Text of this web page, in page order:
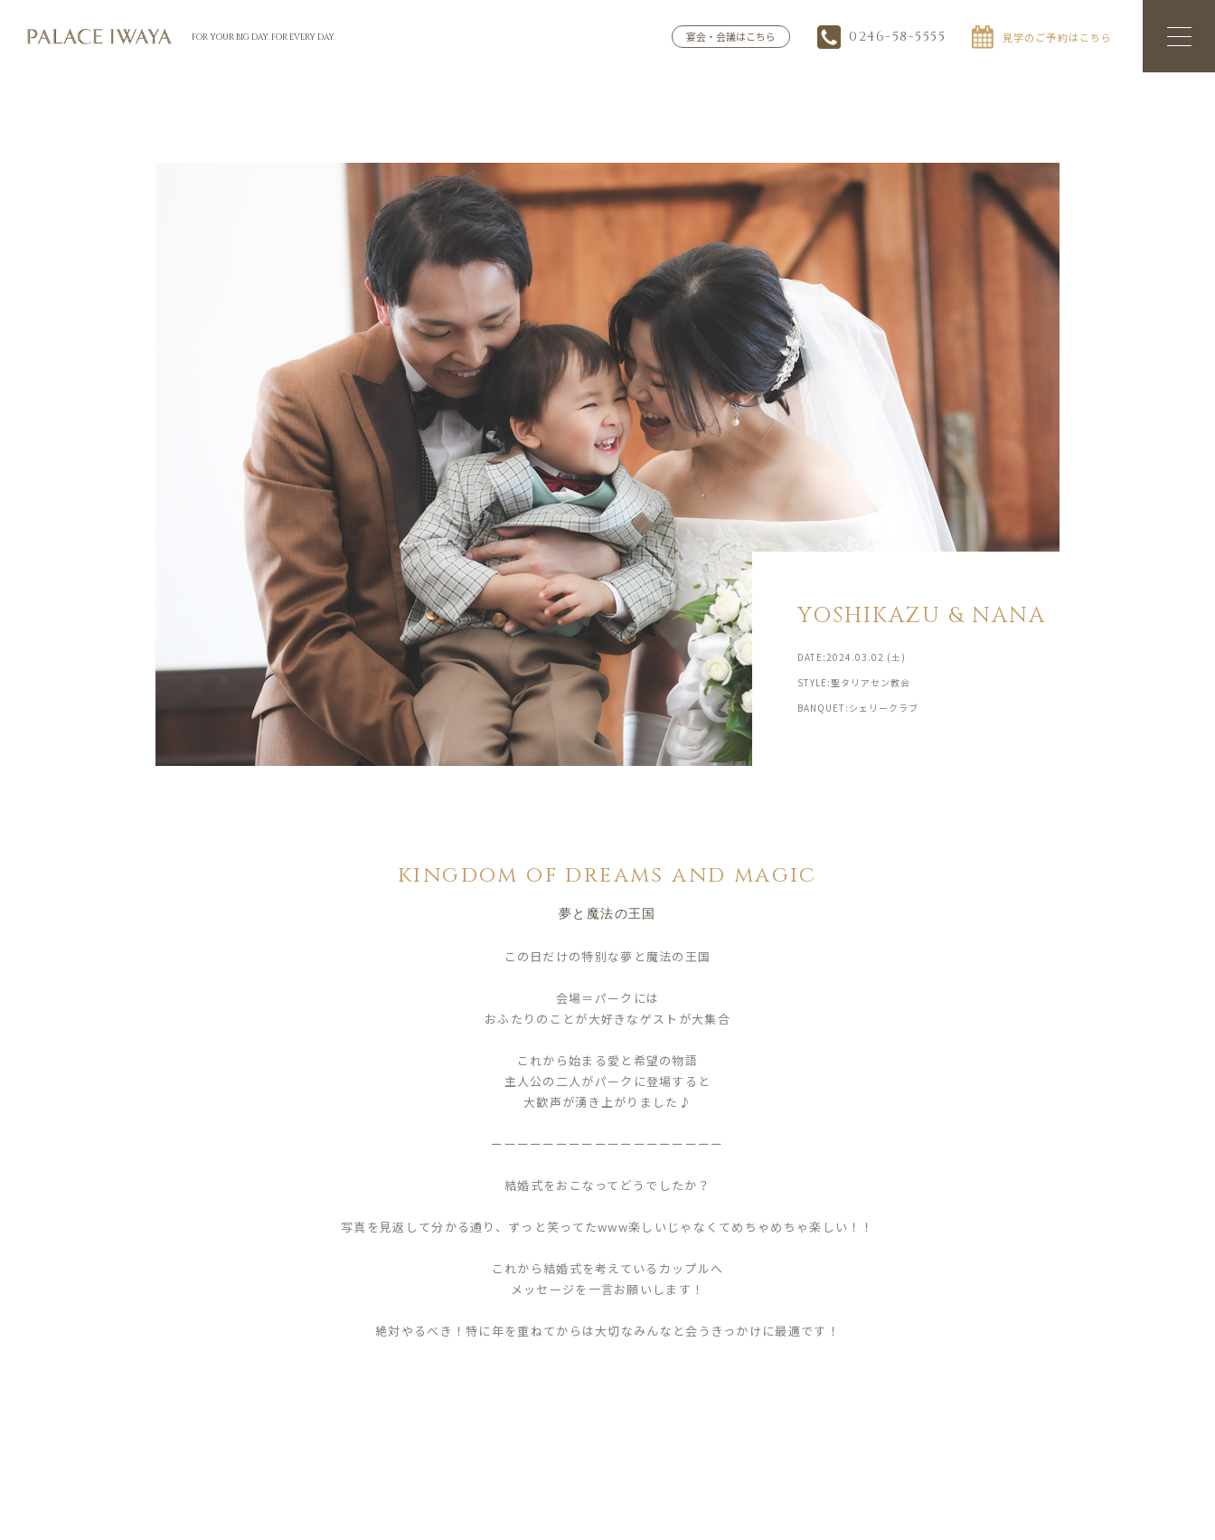
FOR YOUR BIG DAY. FOR EVERY DAY. 宴会・会議はこちら 0246-58-5555 見学のご予約はこちら
YOSHIKAZU & NANA
DATE:2024.03.02 (土)
STYLE:聖タリアセン教会
BANQUET:シェリークラブ
kingdom of dreams and magic
夢と魔法の王国
この日だけの特別な夢と魔法の王国
会場＝パークには
おふたりのことが大好きなゲストが大集合
これから始まる愛と希望の物語
主人公の二人がパークに登場すると
大歓声が湧き上がりました♪
ーーーーーーーーーーーーーーーーーー
結婚式をおこなってどうでしたか？
写真を見返して分かる通り、ずっと笑ってたwww楽しいじゃなくてめちゃめちゃ楽しい！！
これから結婚式を考えているカップルへ
メッセージを一言お願いします！
絶対やるべき！特に年を重ねてからは大切なみんなと会うきっかけに最適です！